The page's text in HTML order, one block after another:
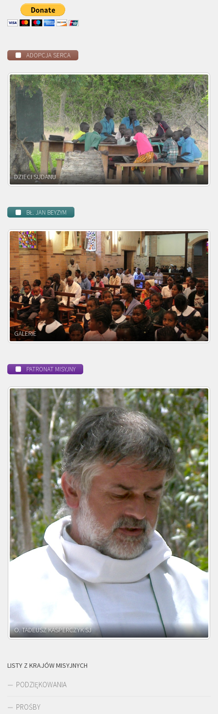
ADOPCJA SERCA
DZIECI ZAMBII
BŁ. JAN BEYZYM
POWOŁANIE MISYJNE
PATRONAT MISYJNY
O. ADNRZEJ LEŚNIARA SJ
LISTY Z KRAJÓW MISYJNYCH
PODZIĘKOWANIA
PROŚBY